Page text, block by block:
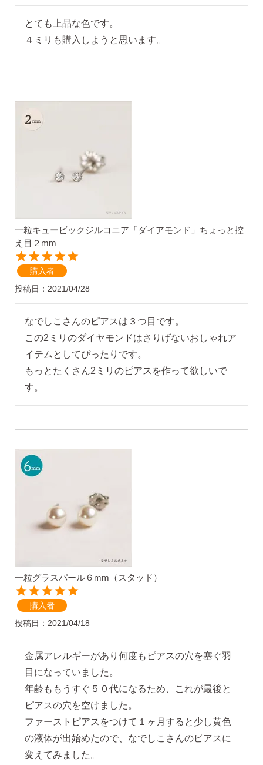
お買い物について
なでしこスタイルについて
季節ごとにリボンのカラーが変わる「特性ピアスケース」
に「お渡し用バック」と季節に合わせた「メッセージカー
ド」を同封いたします。
詳しく見る
フォローしてみてください。
ピアスの通販ショップ
ようこそ！！なでしこスタイルへ！
とても上品な色です。
４ミリも購入しようと思います。
一粒キュービックジルコニア「ダイアモンド」ちょっと控
え目２mm
購入者
投稿日
2021/04/28
なでしこさんのピアスは３つ目です。
この2ミリのダイヤモンドはさりげないおしゃれア
イテムとしてぴったりです。
もっとたくさん2ミリのピアスを作って欲しいで
す。
一粒グラスパール６mm（スタッド）
購入者
投稿日
2021/04/18
金属アレルギーがあり何度もピアスの穴を塞ぐ羽
目になっていました。
年齢ももうすぐ５０代になるため、これが最後と
ピアスの穴を空けました。
ファーストピアスをつけて１ヶ月すると少し黄色
の液体が出始めたので、なでしこさんのピアスに
変えてみました。